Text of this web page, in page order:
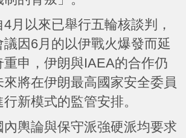
月以來已舉行五輪核談判，
議因6月的以伊戰火爆發而延
申，伊朗與IAEA的合作仍
將在伊朗最高國家安全委員
新模式的監管安排。
內輿論與保守派強硬派均要求